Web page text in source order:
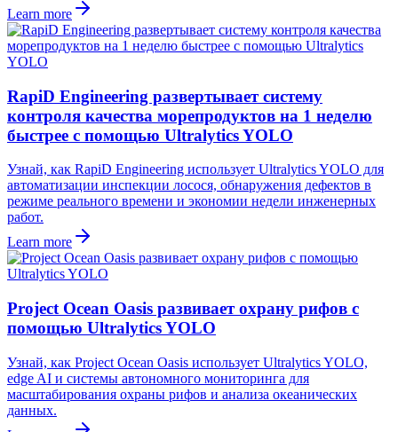
Learn more
RapiD Engineering развертывает систему
контроля качества морепродуктов на 1 неделю
быстрее с помощью Ultralytics YOLO
Узнай, как RapiD Engineering использует Ultralytics YOLO для
автоматизации инспекции лосося, обнаружения дефектов в
режиме реального времени и экономии недели инженерных
работ.
Learn more
Project Ocean Oasis развивает охрану рифов с
помощью Ultralytics YOLO
Узнай, как Project Ocean Oasis использует Ultralytics YOLO,
edge AI и системы автономного мониторинга для
масштабирования охраны рифов и анализа океанических
данных.